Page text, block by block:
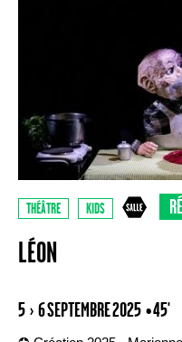
THÉÂTRE KIDS
LÉON
5 › 6 SEPTEMBRE 2025 • 45'